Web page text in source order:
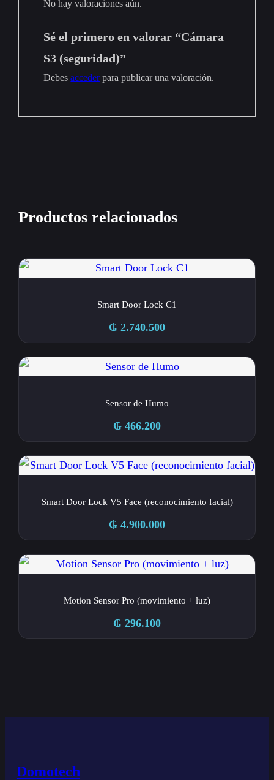
No hay valoraciones aún.
Sé el primero en valorar “Cámara
S3 (seguridad)”
Debesaccederpara publicar una valoración.
Productos relacionados
Smart Door Lock C1
₲ 2.740.500
Sensor de Humo
₲ 466.200
Smart Door Lock V5 Face (reconocimiento facial)
₲ 4.900.000
Motion Sensor Pro (movimiento + luz)
₲ 296.100
Domotech